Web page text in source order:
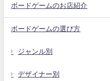
ボードゲームのお店紹介
ボードゲームの選び方
ジャンル別
デザイナー別